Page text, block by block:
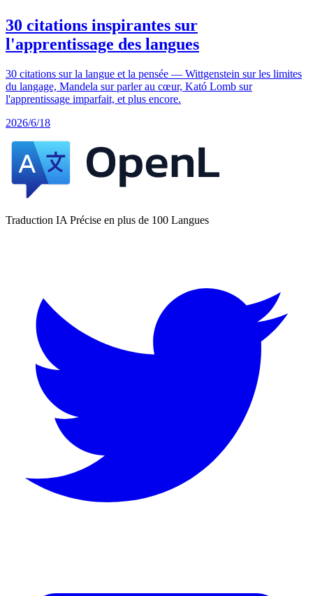
30 citations inspirantes sur
l'apprentissage des langues
30 citations sur la langue et la pensée — Wittgenstein sur les limites
du langage, Mandela sur parler au cœur, Kató Lomb sur
l'apprentissage imparfait, et plus encore.
2026/6/18
Traduction IA Précise en plus de 100 Langues